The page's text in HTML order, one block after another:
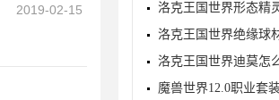
2019-02-15